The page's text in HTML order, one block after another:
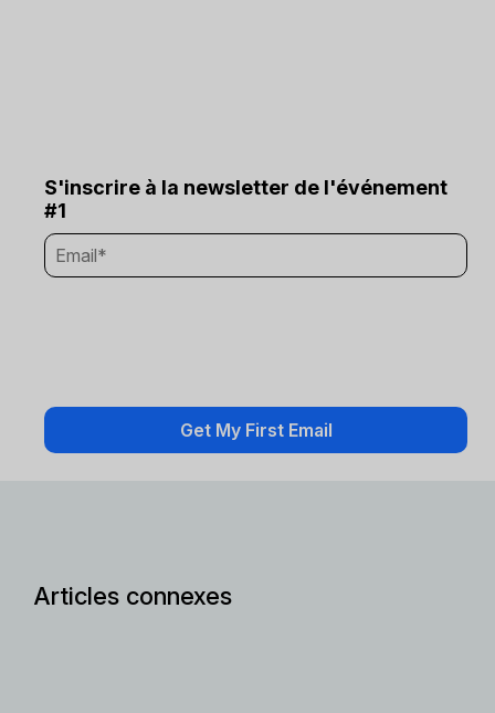
S'inscrire à la newsletter de l'événement
#1
Articles connexes